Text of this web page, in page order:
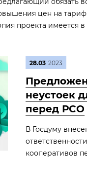
цен на
проекта имеется
28.03 2023
неустоек
перед РСО
В Госдуму
кооперативов